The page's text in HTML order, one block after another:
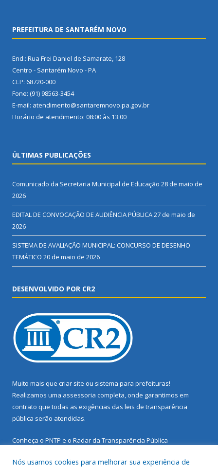
PREFEITURA DE SANTARÉM NOVO
End.: Rua Frei Daniel de Samarate, 128
Centro - Santarém Novo - PA
CEP: 68720-000
Fone: (91) 98563-3454
E-mail: atendimento@santaremnovo.pa.gov.br
Horário de atendimento: 08:00 às 13:00
ÚLTIMAS PUBLICAÇÕES
Comunicado da Secretaria Municipal de Educação 28 de maio de
2026
EDITAL DE CONVOCAÇÃO DE AUDIÊNCIA PÚBLICA27 de maio de
2026
SISTEMA DE AVALIAÇÃO MUNICIPAL: CONCURSO DE DESENHO
TEMÁTICO 20 de maio de 2026
DESENVOLVIDO POR CR2
Muito mais que criar site ou sistema para prefeituras!
Realizamos uma assessoria completa, onde garantimos em
contrato que todas as exigências das leis de transparência
pública serão atendidas.
Conheça o PNTP e o Radar da Transparência Pública
Nós usamos cookies para melhorar sua experiência de